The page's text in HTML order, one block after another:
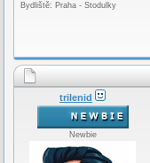
Bydliště: Praha - Stodulky
trilenid
Newbie